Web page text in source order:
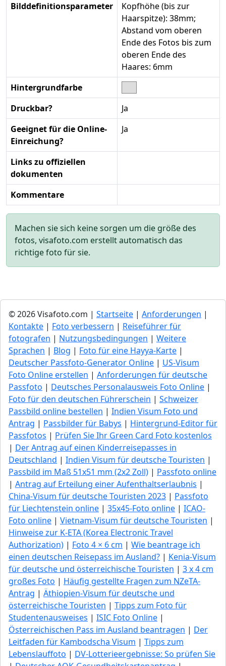
Bilddefinitionsparameter
Kopfhöhe (bis zur
Haarspitze): 38mm;
Abstand vom oberen
Ende des Fotos bis zum
oberen Ende des
Haares: 6mm
Hintergrundfarbe
Druckbar?
Ja
Geeignet für die Online-
Einreichung?
Ja
Links zu offiziellen
dokumenten
Kommentare
Machen sie sich keine sorgen um die größe des
fotos, visafoto.com erstellt automatisch das
richtige foto für sie.
© 2026 Visafoto.com | Startseite | Anforderungen |
Kontakte | Foto verbessern | Reiseführer für
fotografen | Nutzungsbedingungen | Weitere
Sprachen | Blog | Foto für eine Hayya-Karte |
Deutscher Passfoto-Generator Online | US-Visum
Foto Online erstellen | Anforderungen für deutsche
Passfoto | Deutsches Personalausweis Foto Online |
Foto für den deutschen Führerschein | Schweizer
Passbild online bestellen | Indien Visum Foto und
Antrag | Passbilder für Babys | Hintergrund-Editor für
Passfotos | Prüfen Sie Ihr Green Сard Foto kostenlos
| Der Antrag auf einen Kinderreisepasses in
Deutschland | Indien Visum für deutsche Touristen |
Passbild im Maß 51x51 mm (2x2 Zoll) | Passfoto online
| Antrag auf Erteilung einer Aufenthaltserlaubnis |
China-Visum für deutsche Touristen 2023 | Passfoto
für Liechtenstein online | 35x45-Foto online | ICAO-
Foto online | Vietnam-Visum für deutsche Touristen |
Hinweise zur K-ETA (Korea Electronic Travel
Authorization) | Foto 4 × 6 cm | Wie beantrage ich
einen deutschen Reisepass im Ausland? | Kenia-Visum
für deutsche und österreichische Touristen | 3 x 4 cm
großes Foto | Häufig gestellte Fragen zum NZeTA-
Antrag | Äthiopien-Visum für deutsche und
österreichische Touristen | Tipps zum Foto für
Studentenausweises | ISIC Foto Online |
Österreichischen Pass im Ausland beantragen | Der
Leitfaden für Kambodscha Visum | Tipps zum
Lebenslauffoto | DV-Lotterieergebnisse: So prüfen Sie